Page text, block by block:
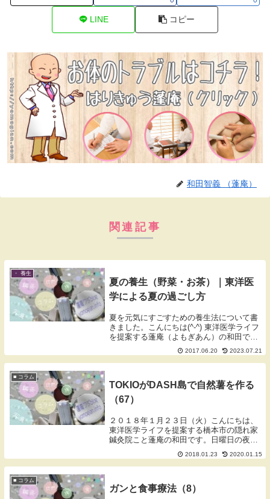
LINE コピー
和田智義 （蓬庵）
関連記事
・ 養生
夏の養生（野菜・お茶）｜東洋医
学による夏の過ごし方
夏を元気にすごすための養生法について書
きました。こんにちは(^-^) 東洋医学ライフ
を提案する蓬庵（よもぎあん）の和田で
す。 夏にオススメの野菜やお茶について説
明していきます。夏の養生夏の過ごし方日
中の暑さが厳しくなってくると、電車など
2017.06.20 2023.07.21
■ コラム
TOKIOがDASH島で自然薯を作る
（67）
２０１８年１月２３日（火）こんにちは、
東洋医学ライフを提案する橋本市の隠れ家
鍼灸院こと蓬庵の和田です。日曜日の夜に
テレビを見ているとTOKIOがDASH島の畑
で初の収穫と言うことで自然薯（じねんじ
ょ）を作るというのをやっていました。自
2018.01.23 2020.01.15
■ コラム
ガンと食事療法（8）